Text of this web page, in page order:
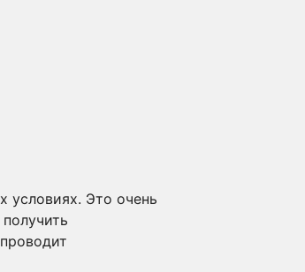
условиях. Это очень